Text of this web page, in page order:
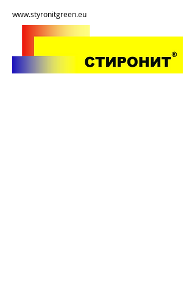
www.styronitgreen.eu